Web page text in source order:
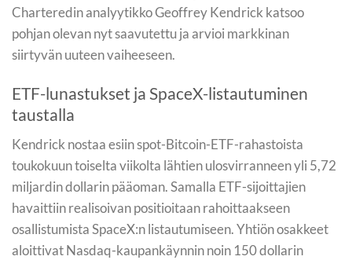
Charteredin analyytikko Geoffrey Kendrick katsoo
pohjan olevan nyt saavutettu ja arvioi markkinan
siirtyvän uuteen vaiheeseen.
ETF-lunastukset ja SpaceX-listautuminen
taustalla
Kendrick nostaa esiin spot-Bitcoin-ETF-rahastoista
toukokuun toiselta viikolta lähtien ulosvirranneen yli 5,72
miljardin dollarin pääoman. Samalla ETF-sijoittajien
havaittiin realisoivan positioitaan rahoittaakseen
osallistumista SpaceX:n listautumiseen. Yhtiön osakkeet
aloittivat Nasdaq-kaupankäynnin noin 150 dollarin